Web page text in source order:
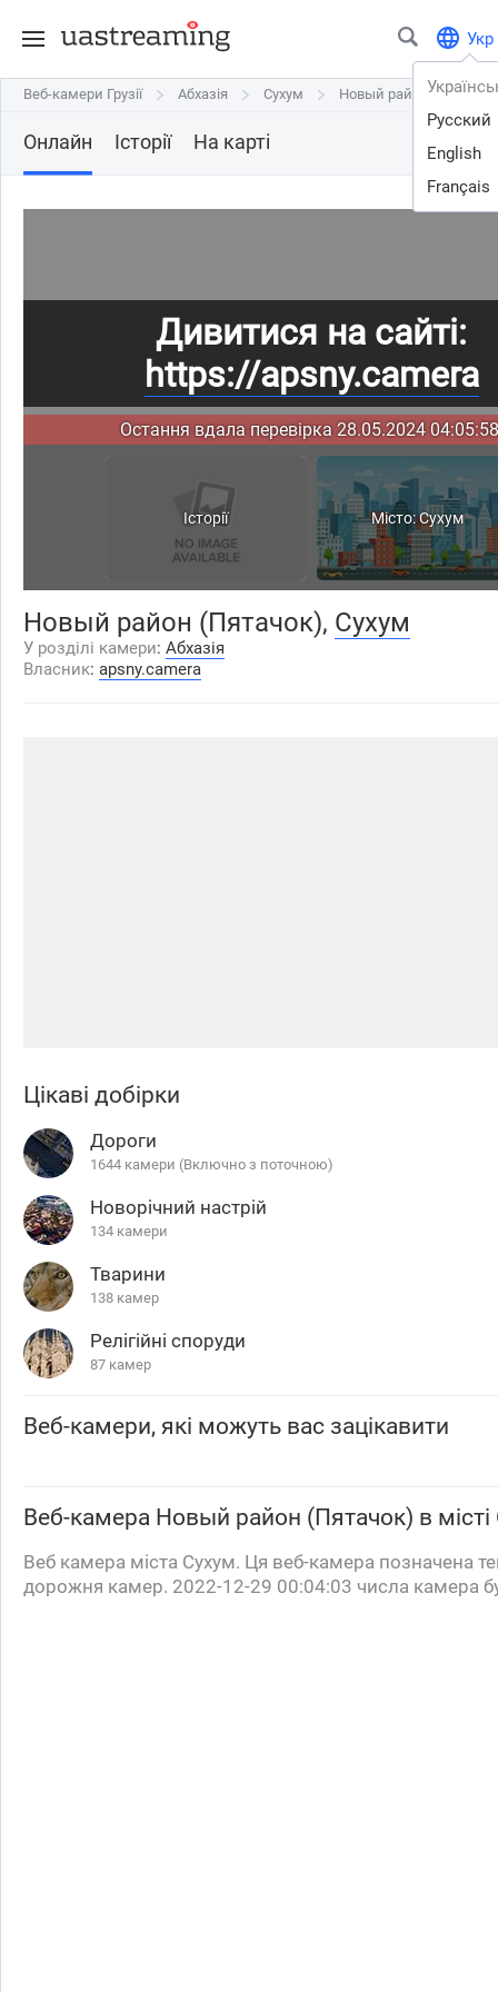
Укр
Русский
English
Français
Веб-камери Грузії Абхазія Сухум Новый район (Пятачок)
Веб-камери Грузії Абхазія Сухум Новый район (Пятачок)
Онлайн Історії На карті
Дивитися на сайті:
https://apsny.camera
Остання вдала перевірка 28.05.2024
Історії Місто: Сухум
Новый район (Пятачок), Сухум
У розділі камери: Абхазія
Власник: apsny.camera
Цікаві добірки
Дороги
1644 камери (Включно з поточною)
Новорічний настрій
134 камери
Тварини
138 камер
Релігійні споруди
87 камер
Веб-камери, які можуть вас зацікавити
Веб-камера Новый район (Пятачок) в
Веб камера міста Сухум. Ця веб-камера позначена
дорожня камер. 2022-12-29 00:04:03 числа камера